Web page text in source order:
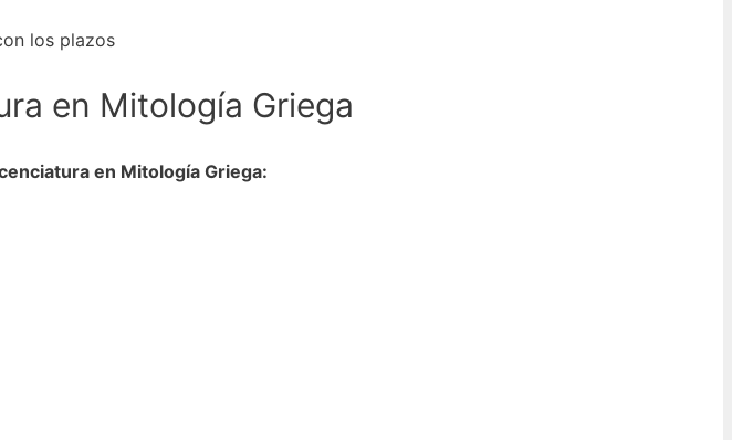
los plazos
en Mitología Griega
en Mitología Griega: